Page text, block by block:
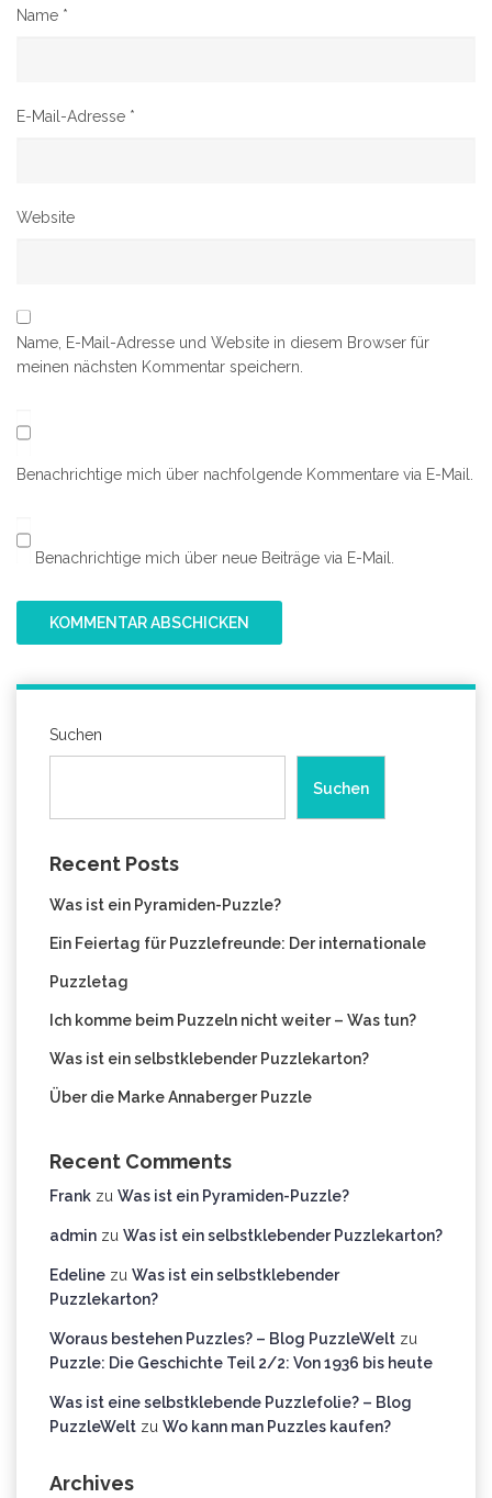
Name *
E-Mail-Adresse *
Website
Name, E-Mail-Adresse und Website in diesem Browser für
meinen nächsten Kommentar speichern.
Benachrichtige mich über nachfolgende Kommentare via E-Mail.
Benachrichtige mich über neue Beiträge via E-Mail.
Suchen
Suchen
Recent Posts
Was ist ein Pyramiden-Puzzle?
Ein Feiertag für Puzzlefreunde: Der internationale
Puzzletag
Ich komme beim Puzzeln nicht weiter – Was tun?
Was ist ein selbstklebender Puzzlekarton?
Über die Marke Annaberger Puzzle
Recent Comments
Frank zu Was ist ein Pyramiden-Puzzle?
admin zu Was ist ein selbstklebender Puzzlekarton?
Edeline zu Was ist ein selbstklebender
Puzzlekarton?
Woraus bestehen Puzzles? – Blog PuzzleWelt zu
Puzzle: Die Geschichte Teil 2/2: Von 1936 bis heute
Was ist eine selbstklebende Puzzlefolie? – Blog
PuzzleWelt zu Wo kann man Puzzles kaufen?
Archives